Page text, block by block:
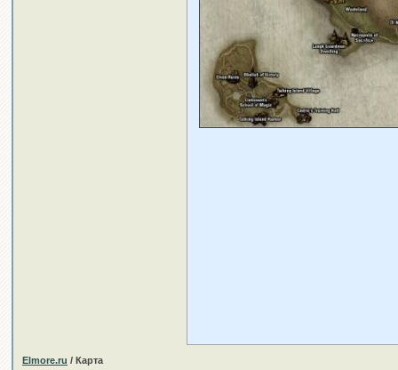
Elmore.ru / Карта